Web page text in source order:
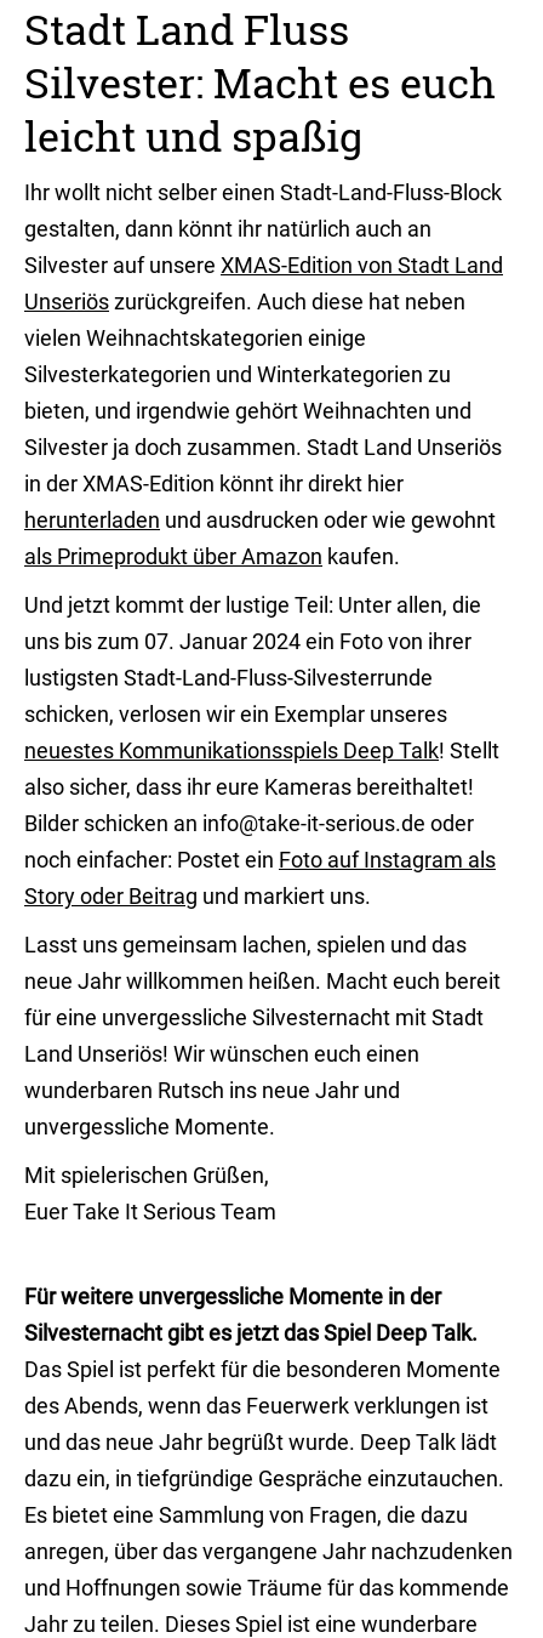
Stadt Land Fluss
Silvester: Macht es euch
leicht und spaßig
Ihr wollt nicht selber einen Stadt-Land-Fluss-Block
gestalten, dann könnt ihr natürlich auch an
Silvester auf unsere XMAS-Edition von Stadt Land
Unseriöszurückgreifen. Auch diese hat neben
vielen Weihnachtskategorien einige
Silvesterkategorien und Winterkategorien zu
bieten, und irgendwie gehört Weihnachten und
Silvester ja doch zusammen. Stadt Land Unseriös
in der XMAS-Edition könnt ihr direkt hier
herunterladen und ausdrucken oder wie gewohnt
als Primeprodukt über Amazon kaufen.
Und jetzt kommt der lustige Teil: Unter allen, die
uns bis zum 07. Januar 2024 ein Foto von ihrer
lustigsten Stadt-Land-Fluss-Silvesterrunde
schicken, verlosen wir ein Exemplar unseres
neuestes Kommunikationsspiels Deep Talk! Stellt
also sicher, dass ihr eure Kameras bereithaltet!
Bilder schicken an info@take-it-serious.de oder
noch einfacher: Postet ein Foto auf Instagram als
Story oder Beitrag und markiert uns.
Lasst uns gemeinsam lachen, spielen und das
neue Jahr willkommen heißen. Macht euch bereit
für eine unvergessliche Silvesternacht mit Stadt
Land Unseriös! Wir wünschen euch einen
wunderbaren Rutsch ins neue Jahr und
unvergessliche Momente.
Mit spielerischen Grüßen,
Euer Take It Serious Team
Für weitere unvergessliche Momente in der
Silvesternacht gibt es jetzt das Spiel Deep Talk.
Das Spiel ist perfekt für die besonderen Momente
des Abends, wenn das Feuerwerk verklungen ist
und das neue Jahr begrüßt wurde. Deep Talk lädt
dazu ein, in tiefgründige Gespräche einzutauchen.
Es bietet eine Sammlung von Fragen, die dazu
anregen, über das vergangene Jahr nachzudenken
und Hoffnungen sowie Träume für das kommende
Jahr zu teilen. Dieses Spiel ist eine wunderbare